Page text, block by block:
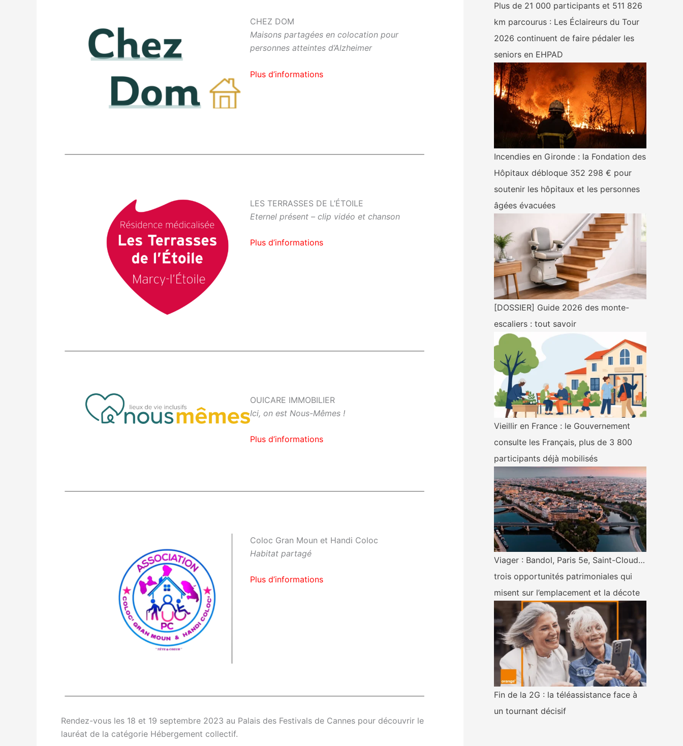
CHEZ DOM
Maisons partagées en colocation pour
personnes atteintes d’Alzheimer
Plus d’informations
LES TERRASSES DE L’ÉTOILE
Eternel présent – clip vidéo et chanson
Plus d’informations
OUICARE IMMOBILIER
Ici, on est Nous-Mêmes !
Plus d’informations
Coloc Gran Moun et Handi Coloc
Habitat partagé
Plus d’informations
Rendez-vous les 18 et 19 septembre 2023 au Palais des Festivals de Cannes pour découvrir le
lauréat de la catégorie Hébergement collectif.
Plus de 21 000 participants et 511 826
km parcourus : Les Éclaireurs du Tour
2026 continuent de faire pédaler les
seniors en EHPAD
Incendies en Gironde : la Fondation des
Hôpitaux débloque 352 298 € pour
soutenir les hôpitaux et les personnes
âgées évacuées
[DOSSIER] Guide 2026 des monte-
escaliers : tout savoir
Vieillir en France : le Gouvernement
consulte les Français, plus de 3 800
participants déjà mobilisés
Viager : Bandol, Paris 5e, Saint-Cloud…
trois opportunités patrimoniales qui
misent sur l’emplacement et la décote
Fin de la 2G : la téléassistance face à
un tournant décisif